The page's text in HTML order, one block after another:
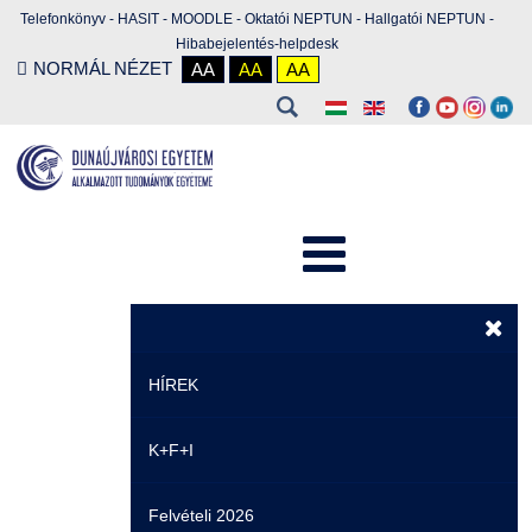
Telefonkönyv - HASIT - MOODLE - Oktatói NEPTUN - Hallgatói NEPTUN -
Hibabejelentés-helpdesk
NORMÁL NÉZET AA AA AA
HÍREK
Hírek
Események
K+F+I
Felvételi 2026